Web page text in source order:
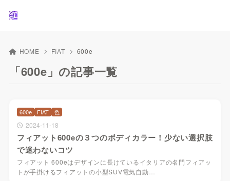
HOME FIAT 600e
「600e」の記事一覧
600e FIAT 色
2024-11-18
フィアット600eの３つのボディカラー！少ない選択肢
で迷わないコツ
フィアット 600eはデザインに長けているイタリアの名門フィアッ
トが手掛けるフィアットの小型SUV電気自動…